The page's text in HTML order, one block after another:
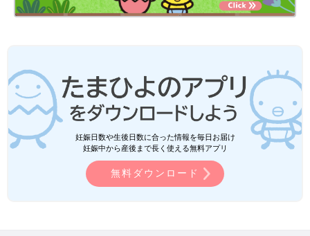
妊娠日数や生後日数に合った情報を毎日お届け
妊娠中から産後まで長く使える無料アプリ
無料ダウンロード